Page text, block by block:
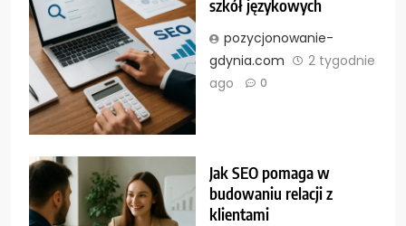
szkół językowych
pozycjonowanie-
gdynia.com
2 tygodnie
ago
0
Jak SEO pomaga w
budowaniu relacji z
klientami